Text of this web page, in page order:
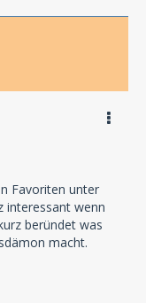
Favoriten unter
interessant wenn
beründet was
macht.